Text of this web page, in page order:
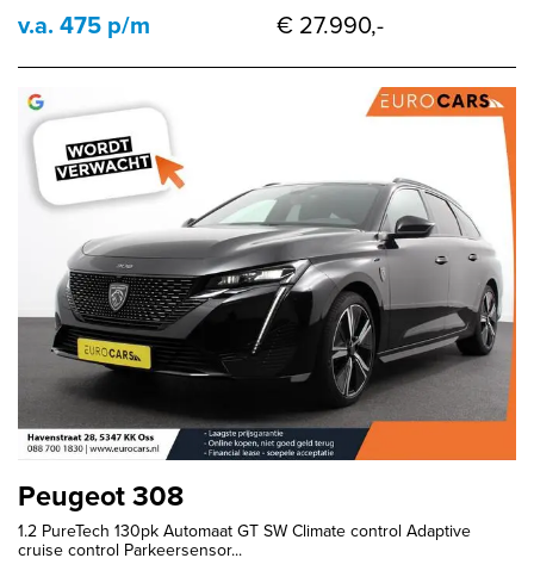
v.a. 475 p/m € 27.990,-
Peugeot 308
1.2 PureTech 130pk Automaat GT SW Climate control Adaptive
cruise control Parkeersensor...